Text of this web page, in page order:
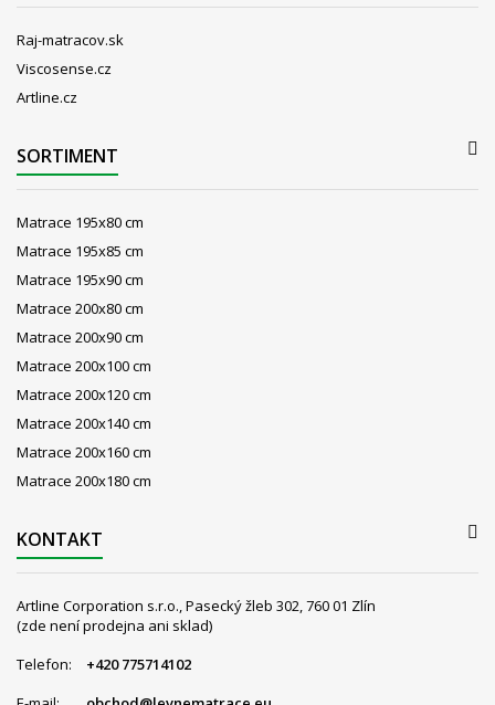
Raj-matracov.sk
Viscosense.cz
Artline.cz
SORTIMENT
Matrace 195x80 cm
Matrace 195x85 cm
Matrace 195x90 cm
Matrace 200x80 cm
Matrace 200x90 cm
Matrace 200x100 cm
Matrace 200x120 cm
Matrace 200x140 cm
Matrace 200x160 cm
Matrace 200x180 cm
KONTAKT
Artline Corporation s.r.o., Pasecký žleb 302, 760 01 Zlín
(zde není prodejna ani sklad)
Telefon:
+420 775714102